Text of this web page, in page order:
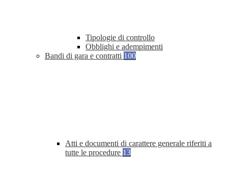
Tipologie di controllo
Obblighi e adempimenti
Bandi di gara e contratti 100
Atti e documenti di carattere generale riferiti a
tutte le procedure 13